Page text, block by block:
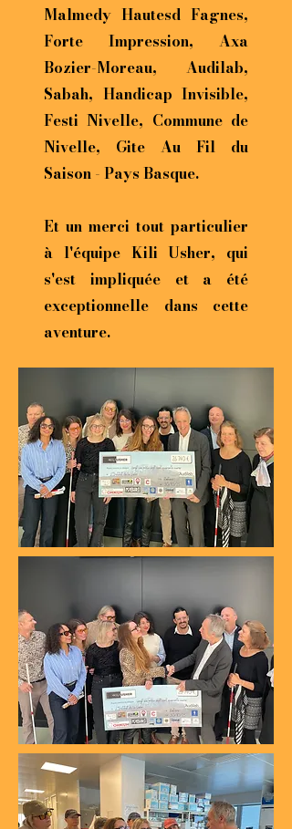
Malmedy Hautesd Fagnes,
Forte Impression, Axa
Bozier-Moreau, Audilab,
Sabah, Handicap Invisible,
Festi Nivelle, Commune de
Nivelle, Gite Au Fil du
Saison - Pays Basque.
Et un merci tout particulier
à l'équipe Kili Usher, qui
s'est impliquée et a été
exceptionnelle dans cette
aventure.